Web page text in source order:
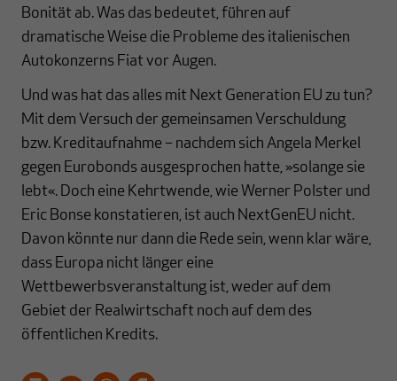
Bonität ab. Was das bedeutet, führen auf
dramatische Weise die Probleme des italienischen
Autokonzerns Fiat vor Augen.
Und was hat das alles mit Next Generation EU zu tun?
Mit dem Versuch der gemeinsamen Verschuldung
bzw. Kreditaufnahme – nachdem sich Angela Merkel
gegen Eurobonds ausgesprochen hatte, »solange sie
lebt«. Doch eine Kehrtwende, wie Werner Polster und
Eric Bonse konstatieren, ist auch NextGenEU nicht.
Davon könnte nur dann die Rede sein, wenn klar wäre,
dass Europa nicht länger eine
Wettbewerbsveranstaltung ist, weder auf dem
Gebiet der Realwirtschaft noch auf dem des
öffentlichen Kredits.